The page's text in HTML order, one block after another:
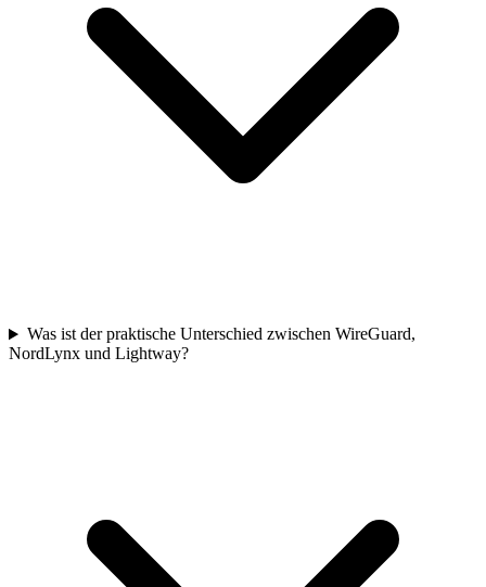
Was ist der praktische Unterschied zwischen WireGuard,
NordLynx und Lightway?